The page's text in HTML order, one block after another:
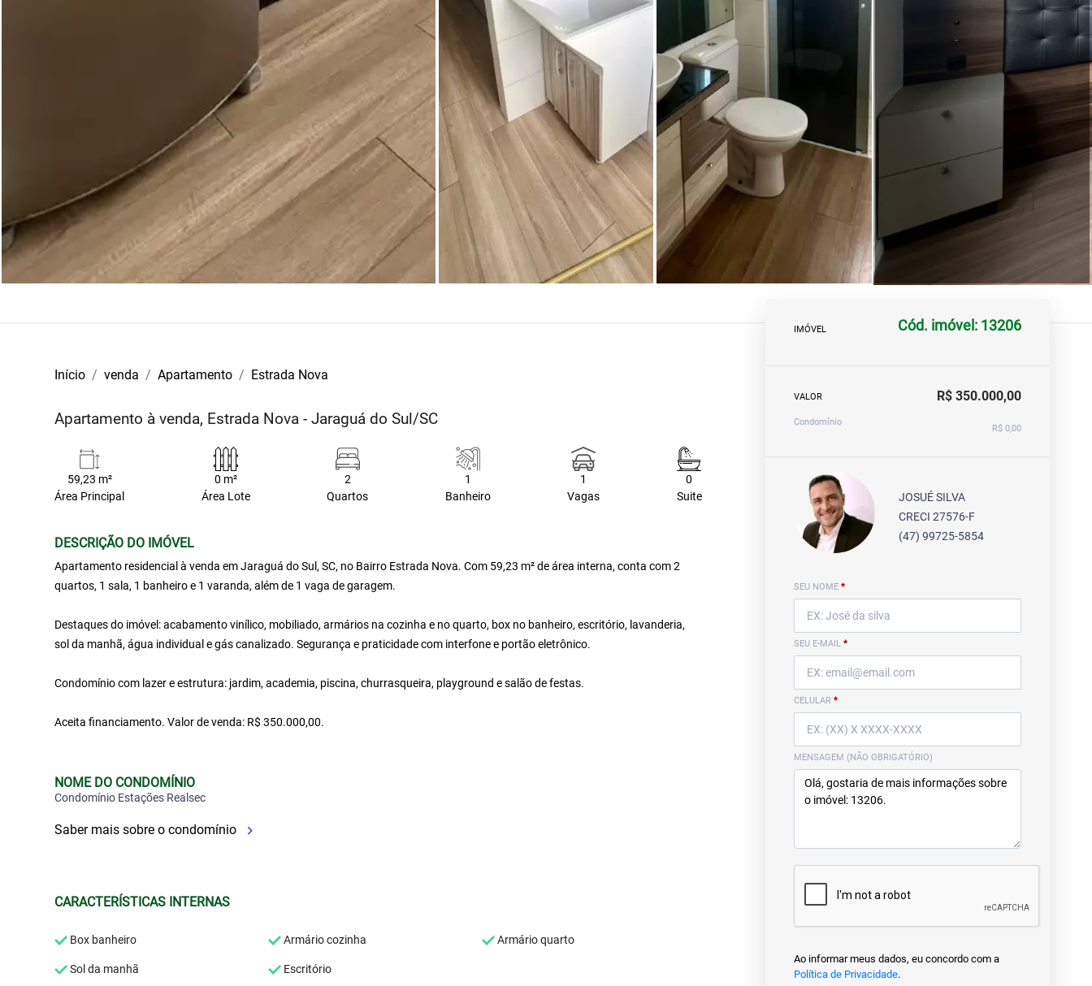
Início venda Apartamento Estrada Nova
Apartamento à venda, Estrada Nova - Jaraguá do Sul/SC
59,23 m²
Área Principal
0 m²
Área Lote
2
Quartos
1
Banheiro
1
Vagas
0
Suite
DESCRIÇÃO DO IMÓVEL
Apartamento residencial à venda em Jaraguá do Sul, SC, no Bairro Estrada Nova. Com 59,23 m² de área interna, conta com 2
quartos, 1 sala, 1 banheiro e 1 varanda, além de 1 vaga de garagem.
Destaques do imóvel: acabamento vinílico, mobiliado, armários na cozinha e no quarto, box no banheiro, escritório, lavanderia,
sol da manhã, água individual e gás canalizado. Segurança e praticidade com interfone e portão eletrônico.
Condomínio com lazer e estrutura: jardim, academia, piscina, churrasqueira, playground e salão de festas.
Aceita financiamento. Valor de venda: R$ 350.000,00.
NOME DO CONDOMÍNIO
Condomínio Estações Realsec
Saber mais sobre o condomínio
CARACTERÍSTICAS INTERNAS
Box banheiro Armário cozinha Armário quarto
Sol da manhã Escritório
IMÓVEL Cód. imóvel: 13206
VALOR R$ 350.000,00
Condomínio
R$ 0,00
JOSUÉ SILVA
CRECI 27576-F
(47) 99725-5854
SEU NOME *
SEU E-MAIL *
CELULAR *
MENSAGEM (NÃO OBRIGATÓRIO)
Ao informar meus dados, eu concordo com a
Política de Privacidade.